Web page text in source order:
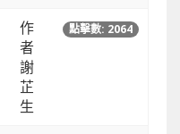
作
者
謝
芷
生
點擊數: 2064